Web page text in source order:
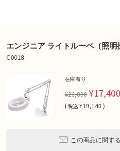
エンジニア ライトルーペ（照
C0018
在庫有り
¥26,800 ¥17,400
( 税込 ¥19,140 )
この商品に関す